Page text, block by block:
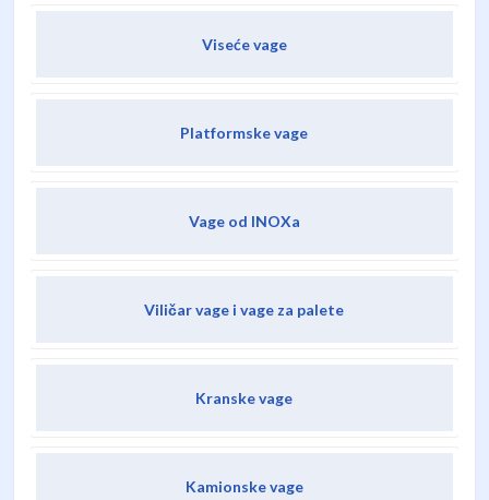
Viseće vage
Platformske vage
Vage od INOXa
Viličar vage i vage za palete
Kranske vage
Kamionske vage